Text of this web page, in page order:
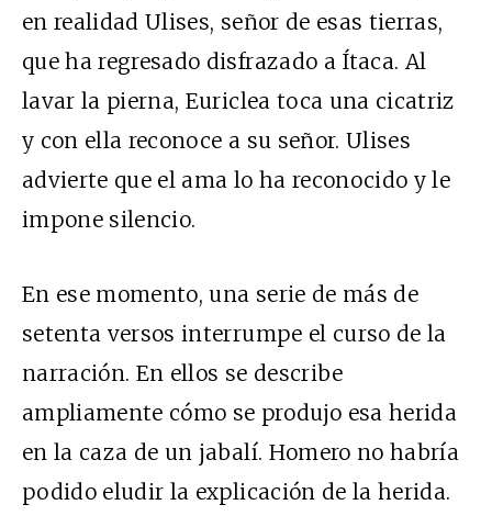
en realidad Ulises, señor de esas tierras,
que ha regresado disfrazado a Ítaca. Al
lavar la pierna, Euriclea toca una cicatriz
y con ella reconoce a su señor. Ulises
advierte que el ama lo ha reconocido y le
impone silencio.
En ese momento, una serie de más de
setenta versos interrumpe el curso de la
narración. En ellos se describe
ampliamente cómo se produjo esa herida
en la caza de un jabalí. Homero no habría
podido eludir la explicación de la herida.